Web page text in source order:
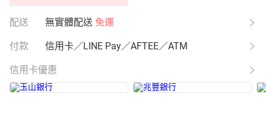
配送 無實體配送 免運
付款 信用卡／LINE Pay／AFTEE／ATM
信用卡優惠